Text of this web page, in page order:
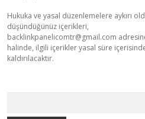
Hukuka ve yasal düzenlemelere aykırı
düşündüğünüz içerikleri,
backlinkpanelicomtr@gmail.com
halinde, ilgili içerikler yasal süre
kaldırılacaktır.